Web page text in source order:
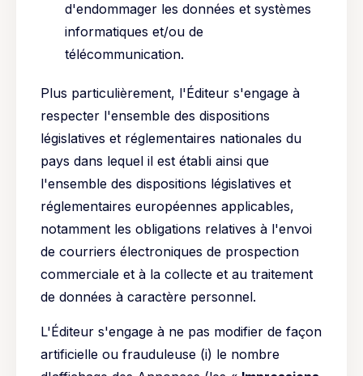
d'endommager les données et systèmes
informatiques et/ou de
télécommunication.
Plus particulièrement, l'Éditeur s'engage à
respecter l'ensemble des dispositions
législatives et réglementaires nationales du
pays dans lequel il est établi ainsi que
l'ensemble des dispositions législatives et
réglementaires européennes applicables,
notamment les obligations relatives à l'envoi
de courriers électroniques de prospection
commerciale et à la collecte et au traitement
de données à caractère personnel.
L'Éditeur s'engage à ne pas modifier de façon
artificielle ou frauduleuse (i) le nombre